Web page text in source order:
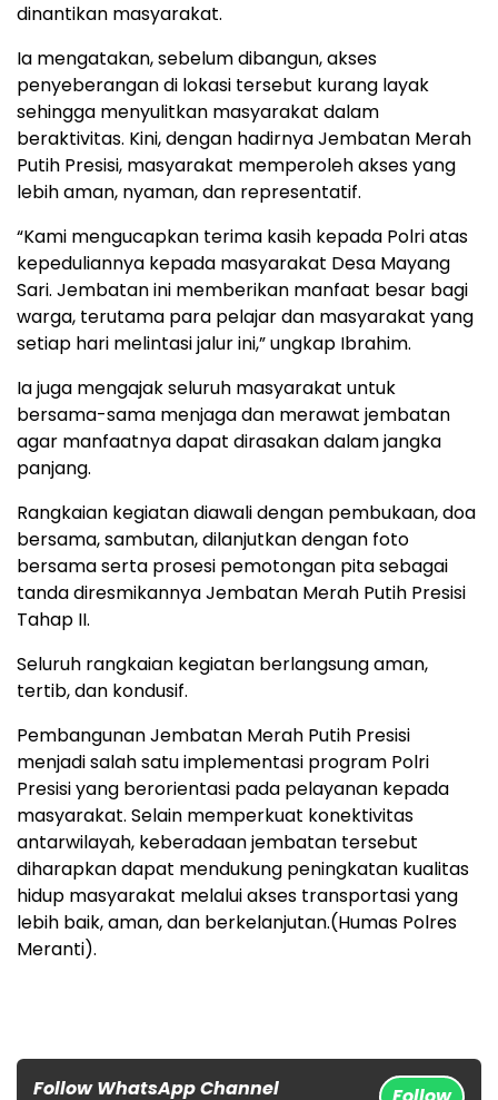
dinantikan masyarakat.
Ia mengatakan, sebelum dibangun, akses
penyeberangan di lokasi tersebut kurang layak
sehingga menyulitkan masyarakat dalam
beraktivitas. Kini, dengan hadirnya Jembatan Merah
Putih Presisi, masyarakat memperoleh akses yang
lebih aman, nyaman, dan representatif.
“Kami mengucapkan terima kasih kepada Polri atas
kepeduliannya kepada masyarakat Desa Mayang
Sari. Jembatan ini memberikan manfaat besar bagi
warga, terutama para pelajar dan masyarakat yang
setiap hari melintasi jalur ini,” ungkap Ibrahim.
Ia juga mengajak seluruh masyarakat untuk
bersama-sama menjaga dan merawat jembatan
agar manfaatnya dapat dirasakan dalam jangka
panjang.
Rangkaian kegiatan diawali dengan pembukaan, doa
bersama, sambutan, dilanjutkan dengan foto
bersama serta prosesi pemotongan pita sebagai
tanda diresmikannya Jembatan Merah Putih Presisi
Tahap II.
Seluruh rangkaian kegiatan berlangsung aman,
tertib, dan kondusif.
Pembangunan Jembatan Merah Putih Presisi
menjadi salah satu implementasi program Polri
Presisi yang berorientasi pada pelayanan kepada
masyarakat. Selain memperkuat konektivitas
antarwilayah, keberadaan jembatan tersebut
diharapkan dapat mendukung peningkatan kualitas
hidup masyarakat melalui akses transportasi yang
lebih baik, aman, dan berkelanjutan.(Humas Polres
Meranti).
Follow WhatsApp Channel